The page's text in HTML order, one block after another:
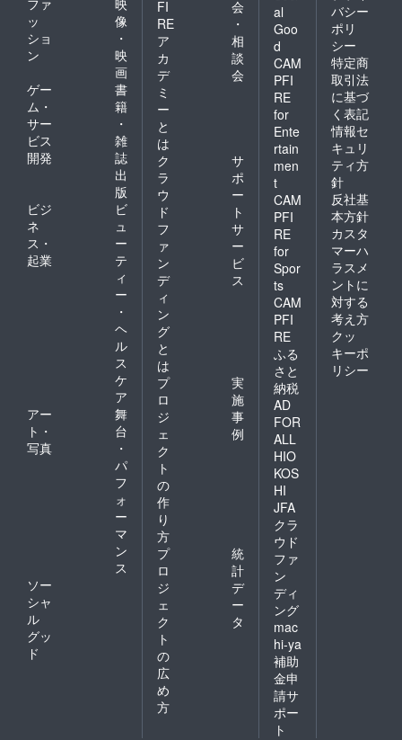
ファ
ッ
ショ
ン
映
像
・
映
画
ゲー
ム・
サー
ビス
開発
書
籍
・
雑
誌
出
版
ビジ
ネ
ス・
起業
ビ
ュ
ー
テ
ィ
ー
・
ヘ
ル
ス
ケ
ア
アー
ト・
写真
舞
台
・
パ
フ
ォ
ー
マ
ン
ス
ソー
シャ
ル
グッ
ド
FI
RE
ア
カ
デ
ミ
ー
と
は
会
・
相
談
会
ク
ラ
ウ
ド
フ
ァ
ン
デ
ィ
ン
グ
と
は
サ
ポ
ー
ト
サ
ー
ビ
ス
プ
ロ
ジ
ェ
ク
ト
の
作
り
方
実
施
事
例
プ
ロ
ジ
ェ
ク
ト
の
広
め
方
統
計
デ
ー
タ
al
Goo
d
CAM
PFI
RE
for
Ente
rtain
men
t
CAM
PFI
RE
for
Spor
ts
CAM
PFI
RE
ふる
さと
納税
AD
FOR
ALL
HIO
KOS
HI
JFA
クラ
ウド
ファ
ン
ディ
ング
mac
hi-ya
補助
金申
請サ
ポー
ト
バシー
ポリ
シー
特定商
取引法
に基づ
く表記
情報セ
キュリ
ティ方
針
反社基
本方針
カスタ
マーハ
ラスメ
ントに
対する
考え方
クッ
キーポ
リシー